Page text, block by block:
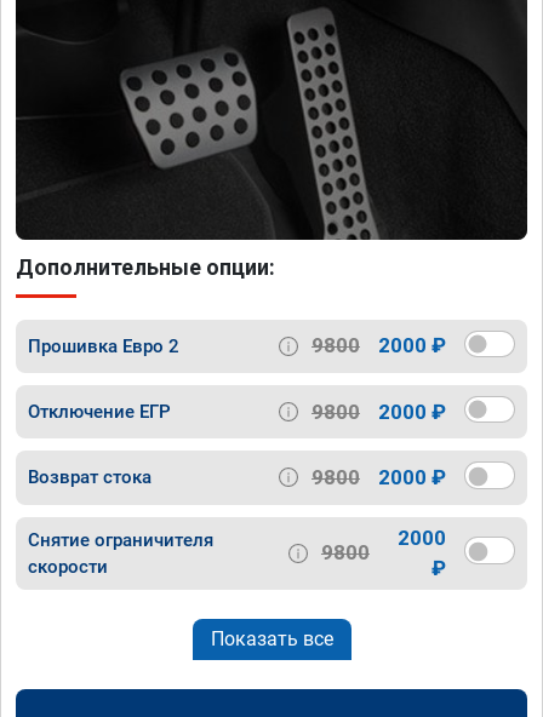
Дополнительные опции:
Прошивка Евро 2 9800 2000 ₽
Отключение ЕГР 9800 2000 ₽
Возврат стока 9800 2000 ₽
Снятие ограничителя
скорости
9800
2000
₽
Показать все